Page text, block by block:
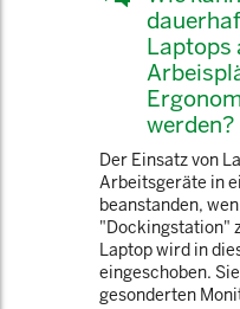
Laptops
werden?
Der Einsatz von
Arbeitsgeräte in
beanstanden,
"Dockingstation"
Laptop wird in
eingeschoben.
gesonderten